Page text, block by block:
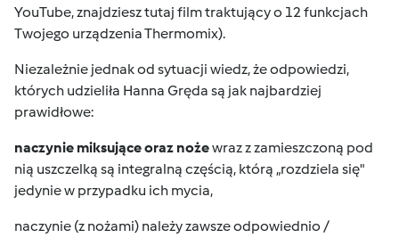
YouTube, znajdziesz tutaj film traktujący o 12 funkcjach
Twojego urządzenia Thermomix).
Niezależnie jednak od sytuacji wiedz, że odpowiedzi,
których udzieliła Hanna Gręda są jak najbardziej
prawidłowe:
naczynie miksujące oraz nożewraz z zamieszczoną pod
nią uszczelką są integralną częścią, którą „rozdziela się"
jedynie w przypadku ich mycia,
naczynie (z nożami) należy zawsze odpowiednio /